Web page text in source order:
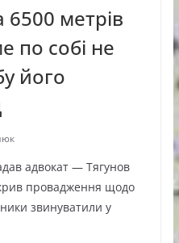
метрів
по собі не
його
адвокат — Тягунов
провадження щодо
звинуватили у